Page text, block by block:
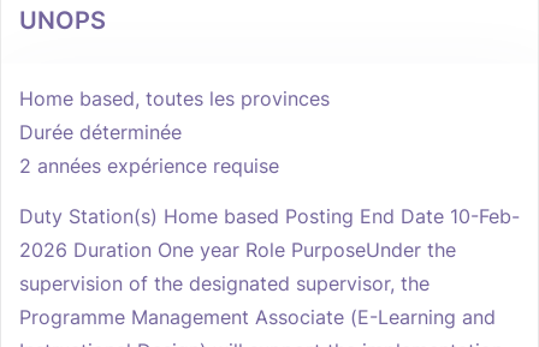
UNOPS
Home based, toutes les provinces
Durée déterminée
2 années expérience requise
Duty Station(s) Home based Posting End Date 10-Feb-
2026 Duration One year Role PurposeUnder the
supervision of the designated supervisor, the
Programme Management Associate (E-Learning and